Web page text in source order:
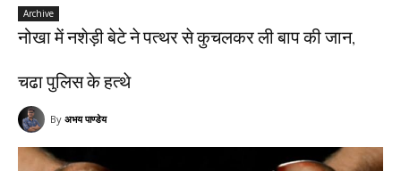
Archive
नोखा में नशेड़ी बेटे ने पत्थर से कुचलकर ली बाप की जान,
चढा पुलिस के हत्थे
By अभय पाण्डेय